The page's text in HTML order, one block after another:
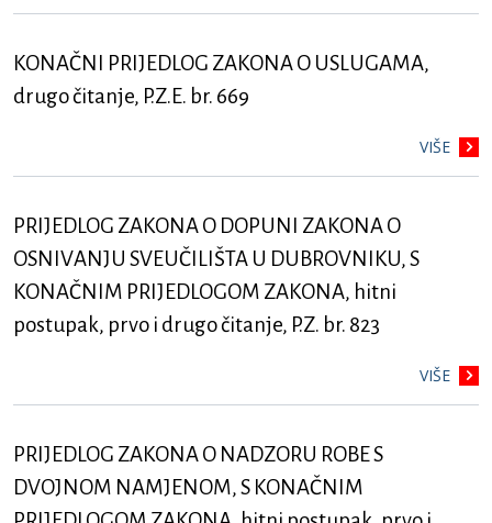
KONAČNI PRIJEDLOG ZAKONA O USLUGAMA,
drugo čitanje, P.Z.E. br. 669
VIŠE
PRIJEDLOG ZAKONA O DOPUNI ZAKONA O
OSNIVANJU SVEUČILIŠTA U DUBROVNIKU, S
KONAČNIM PRIJEDLOGOM ZAKONA, hitni
postupak, prvo i drugo čitanje, P.Z. br. 823
VIŠE
PRIJEDLOG ZAKONA O NADZORU ROBE S
DVOJNOM NAMJENOM, S KONAČNIM